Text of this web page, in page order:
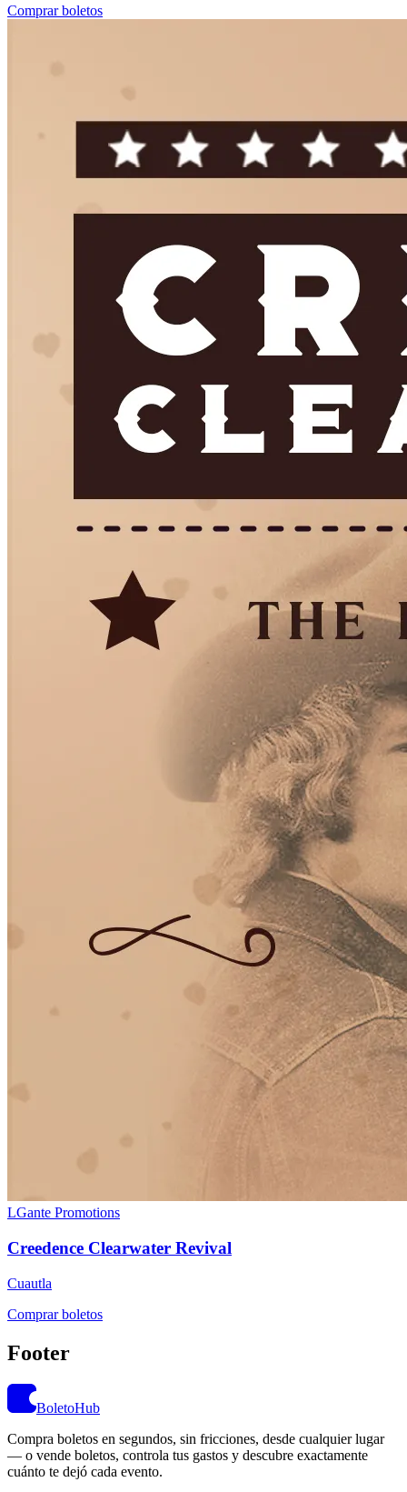
Comprar boletos
LGante Promotions
Creedence Clearwater Revival
Cuautla
Comprar boletos
Footer
BoletoHub
Compra boletos en segundos, sin fricciones, desde cualquier lugar
— o vende boletos, controla tus gastos y descubre exactamente
cuánto te dejó cada evento.